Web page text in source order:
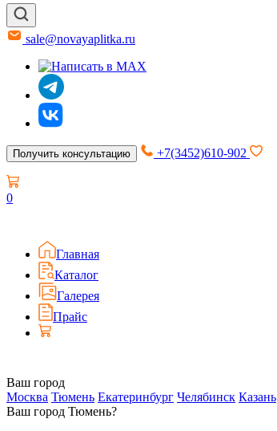
sale@novayaplitka.ru
Получить консультацию +7(3452)610-902
0
Главная
Каталог
Галерея
Прайс
Ваш город
Москва Тюмень Екатеринбург Челябинск Казань
Ваш город Тюмень?